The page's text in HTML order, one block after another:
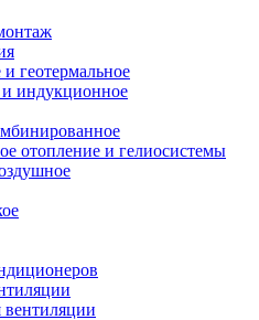
геотермальное
индукционное
отопление и гелиосистемы
вентиляции